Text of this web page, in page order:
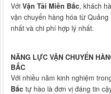
Với Vận Tải Miền Bắc, khách
vận chuyển hàng hóa từ
nhất và chi phí hợp lý nhất.
NĂNG LỰC VẬN CHUYỂN
BẮC
Với nhiều năm kinh nghiệm
Bắc tự hào là đơn vị đáng tin